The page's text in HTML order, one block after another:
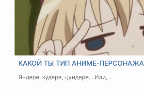
КАКОЙ ТЫ ТИП АНИМЕ-ПЕРСОНАЖА
Яндере, кудере, цундере... Или,...